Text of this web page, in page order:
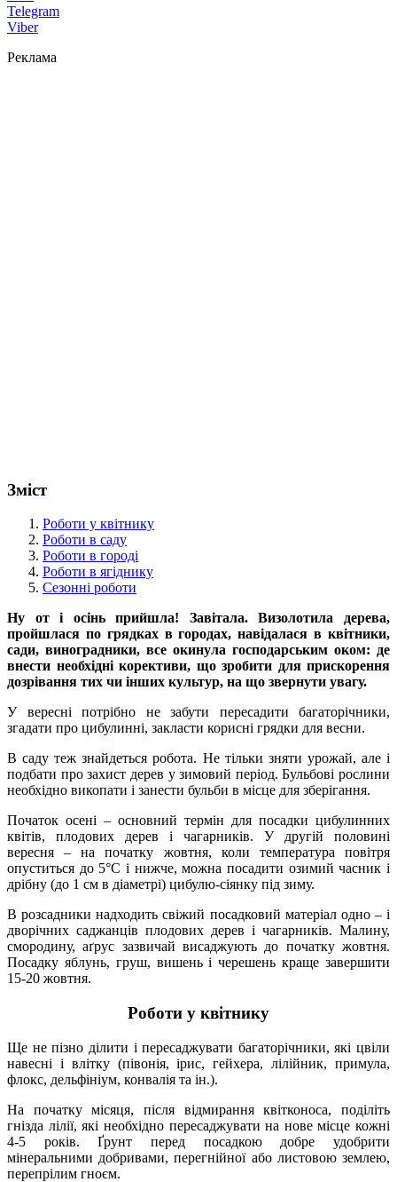
Telegram
Viber
Реклама
Зміст
Роботи у квітнику
Роботи в саду
Роботи в городі
Роботи в ягіднику
Сезонні роботи
Ну от і осінь прийшла! Завітала. Визолотила дерева,
пройшлася по грядках в городах, навідалася в квітники,
сади, виноградники, все окинула господарським оком: де
внести необхідні корективи, що зробити для прискорення
дозрівання тих чи інших культур, на що звернути увагу.
У вересні потрібно не забути пересадити багаторічники,
згадати про цибулинні, закласти корисні грядки для весни.
В саду теж знайдеться робота. Не тільки зняти урожай, але і
подбати про захист дерев у зимовий період. Бульбові рослини
необхідно викопати і занести бульби в місце для зберігання.
Початок осені – основний термін для посадки цибулинних
квітів, плодових дерев і чагарників. У другій половині
вересня – на початку жовтня, коли температура повітря
опуститься до 5°C і нижче, можна посадити озимий часник і
дрібну (до 1 см в діаметрі) цибулю-сіянку під зиму.
В розсадники надходить свіжий посадковий матеріал одно – і
дворічних саджанців плодових дерев і чагарників. Малину,
смородину, аґрус зазвичай висаджують до початку жовтня.
Посадку яблунь, груш, вишень і черешень краще завершити
15-20 жовтня.
Роботи у квітнику
Ще не пізно ділити і пересаджувати багаторічники, які цвіли
навесні і влітку (півонія, ірис, гейхера, лілійник, примула,
флокс, дельфініум, конвалія та ін.).
На початку місяця, після відмирання квітконоса, поділіть
гнізда лілії, які необхідно пересаджувати на нове місце кожні
4-5 років. Ґрунт перед посадкою добре удобрити
мінеральними добривами, перегнійної або листовою землею,
перепрілим гноєм.